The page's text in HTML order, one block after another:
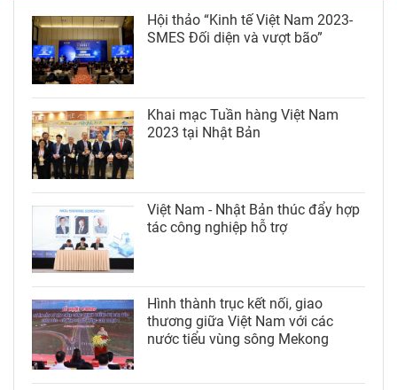
Hội thảo “Kinh tế Việt Nam 2023-
SMES Đối diện và vượt bão”
Khai mạc Tuần hàng Việt Nam
2023 tại Nhật Bản
Việt Nam - Nhật Bản thúc đẩy hợp
tác công nghiệp hỗ trợ
Hình thành trục kết nối, giao
thương giữa Việt Nam với các
nước tiểu vùng sông Mekong